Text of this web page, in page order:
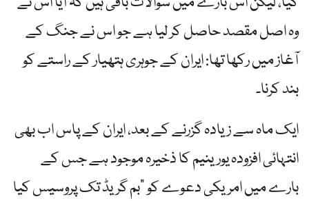
وہ اصل مقصد حاصل کر لیا ہے جو اس نے جنگ کے
آغاز میں رکھا تھا: ایران کے جوہری ہتھیار کے راستے کو
بند کرنا۔
ایک ماہ سے زیادہ گزرنے کے بعد، ایران کے پاس اب بھی
انتہائی افزودہ یورینیم کا ذخیرہ موجود ہے جس کے
بارے میں امریکی دعوے کو "بم گریڈ تک پروسیس کیا